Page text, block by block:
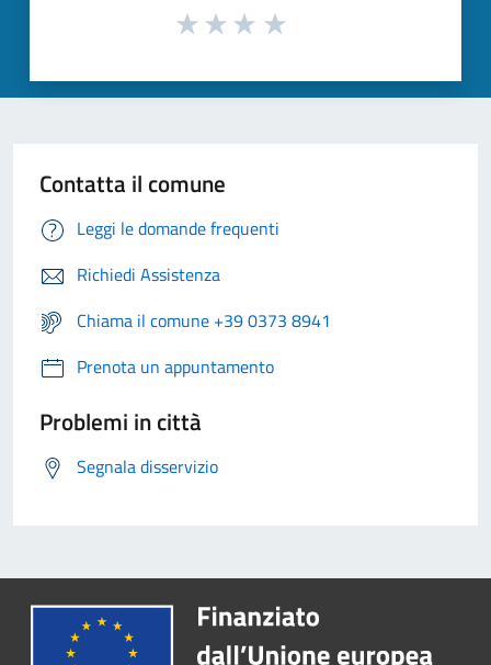
Contatta il comune
Leggi le domande frequenti
Richiedi Assistenza
Chiama il comune +39 0373 8941
Prenota un appuntamento
Problemi in città
Segnala disservizio